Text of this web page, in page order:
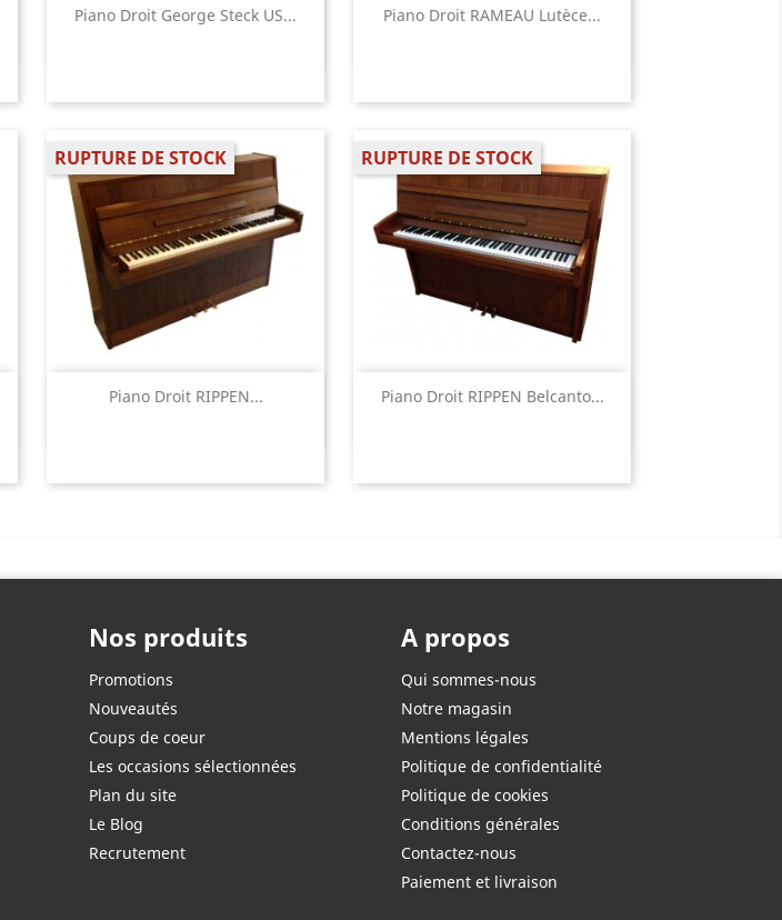
Piano Droit George Steck US...
Aperçu rapide Piano Droit RAMEAU Lutèce...
Aperçu rapide
Piano Droit RIPPEN...
RUPTURE DE STOCK
Aperçu rapide Piano Droit RIPPEN Belcanto...
RUPTURE DE STOCK
Aperçu rapide
Nos produits
Promotions
Nouveautés
Coups de coeur
Les occasions sélectionnées
Plan du site
Le Blog
Recrutement
A propos
Qui sommes-nous
Notre magasin
Mentions légales
Politique de confidentialité
Politique de cookies
Conditions générales
Contactez-nous
Paiement et livraison